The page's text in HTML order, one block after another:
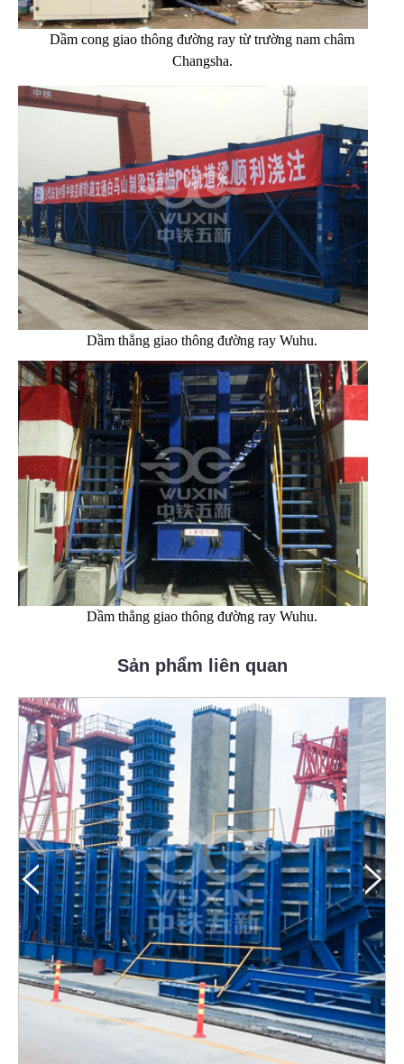
Dầm cong giao thông đường ray từ trường nam châm
Changsha.
Dầm thẳng giao thông đường ray Wuhu.
Dầm thẳng giao thông đường ray Wuhu.
Sản phẩm liên quan